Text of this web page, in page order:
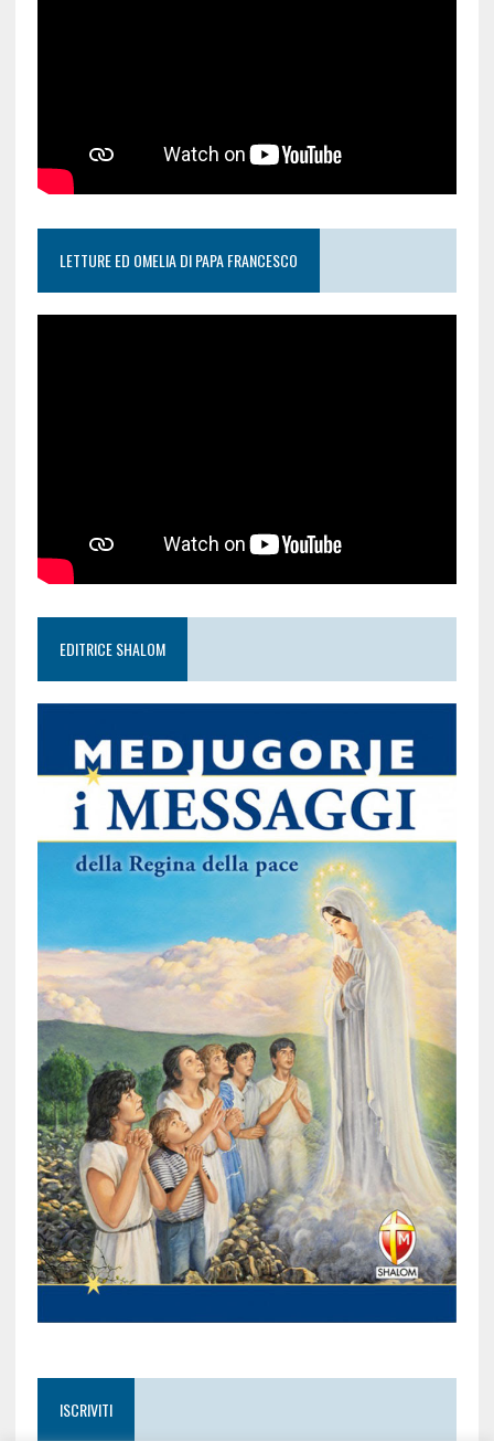
LETTURE ED OMELIA DI PAPA FRANCESCO
EDITRICE SHALOM
ISCRIVITI